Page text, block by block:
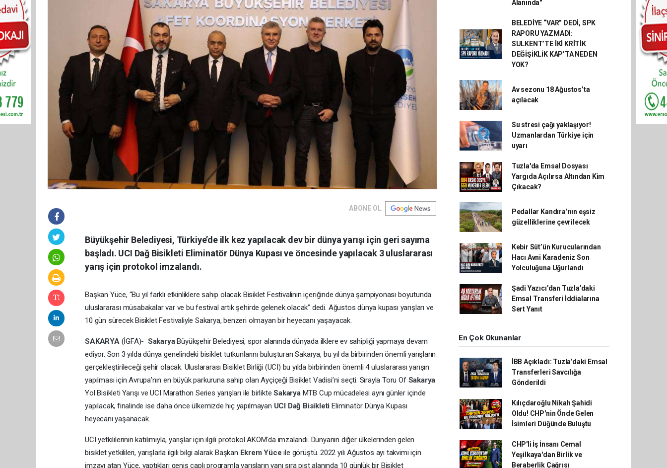
ABONE OL
Büyükşehir Belediyesi, Türkiye’de ilk kez yapılacak dev bir dünya yarışı için geri sayıma
başladı. UCI Dağ Bisikleti Eliminatör Dünya Kupası ve öncesinde yapılacak 3 uluslararası
yarış için protokol imzalandı.
Başkan Yüce, “Bu yıl farklı etkinliklere sahip olacak Bisiklet Festivalinin içeriğinde dünya şampiyonası boyutunda
uluslararası müsabakalar var ve bu festival artık şehirde gelenek olacak” dedi. Ağustos dünya kupası yarışları ve
10 gün sürecek Bisiklet Festivaliyle Sakarya, benzeri olmayan bir heyecanı yaşayacak.
SAKARYA (İGFA)- SakaryaBüyükşehir Belediyesi, spor alanında dünyada ilklere ev sahipliği yapmaya devam
ediyor. Son 3 yılda dünya genelindeki bisiklet tutkunlarını buluşturan Sakarya, bu yıl da birbirinden önemli yarışların
gerçekleştirileceği şehir olacak. Uluslararası Bisiklet Birliği (UCI) bu yılda birbirinden önemli 4 uluslararası yarışın
yapılması için Avrupa’nın en büyük parkuruna sahip olan Ayçiçeği Bisiklet Vadisi’ni seçti. Sırayla Toru Of Sakarya
Yol Bisikleti Yarışı ve UCI Marathon Series yarışları ile birlikteSakarya MTB Cup mücadelesi aynı günler içinde
yapılacak, finalinde ise daha önce ülkemizde hiç yapılmayan UCI Dağ BisikletiEliminatör Dünya Kupası
heyecanı yaşanacak.
UCI yetkililerinin katılımıyla, yarışlar için ilgili protokol AKOM’da imzalandı. Dünyanın diğer ülkelerinden gelen
bisiklet yetkilileri, yarışlarla ilgili bilgi alarak Başkan Ekrem Yüceile görüştü. 2022 yılı Ağustos ayı takvimi için
imzayı atan Yüce, yaptıkları geniş çaplı programla yarışların yanı sıra pist alanında 10 günlük bir Bisiklet
Alanında"
BELEDİYE “VAR” DEDİ, SPK
RAPORU YAZMADI:
SULKENT’TE İKİ KRİTİK
DEĞİŞİKLİK KAP’TA NEDEN
YOK?
Av sezonu 18 Ağustos’ta
açılacak
Su stresi çağı yaklaşıyor!
Uzmanlardan Türkiye için
uyarı
Tuzla'da Emsal Dosyası
Yargıda Açılırsa Altından Kim
Çıkacak?
Pedallar Kandıra’nın eşsiz
güzelliklerine çevrilecek
Kebir Süt’ün Kurucularından
Hacı Avni Karadeniz Son
Yolculuğuna Uğurlandı
Şadi Yazıcı’dan Tuzla’daki
Emsal Transferi İddialarına
Sert Yanıt
En Çok Okunanlar
İBB Açıkladı: Tuzla’daki Emsal
Transferleri Savcılığa
Gönderildi
Kılıçdaroğlu Nikah Şahidi
Oldu! CHP'nin Önde Gelen
İsimleri Düğünde Buluştu
CHP'li İş İnsanı Cemal
Yeşilkaya'dan Birlik ve
Beraberlik Çağrısı